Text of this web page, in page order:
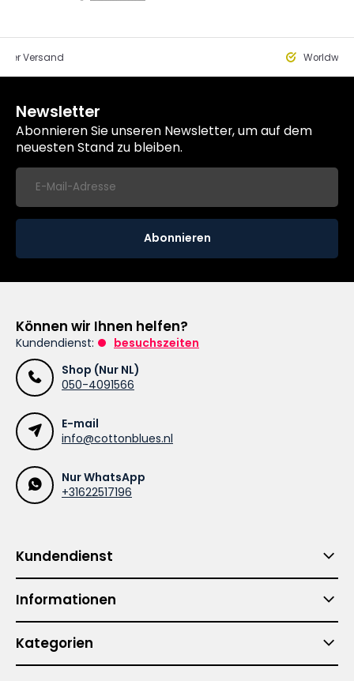
Versand
Newsletter
Abonnieren Sie unseren Newsletter, um auf dem
neuesten Stand zu bleiben.
Abonnieren
Können wir Ihnen helfen?
Kundendienst:
besuchszeiten
Shop (Nur NL)
050-4091566
E-mail
info@cottonblues.nl
Nur WhatsApp
+31622517196
Kundendienst
Informationen
Kategorien